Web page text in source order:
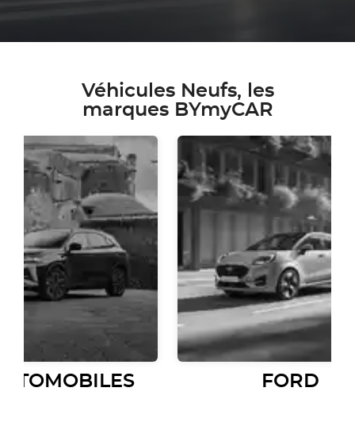
Véhicules Neufs, les
marques BYmyCAR
FORD